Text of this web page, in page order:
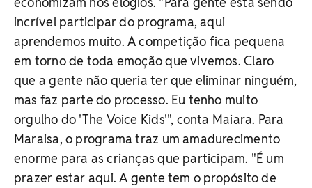
incrível participar do programa, aqui
aprendemos muito. A competição fica pequena
em torno de toda emoção que vivemos. Claro
que a gente não queria ter que eliminar ninguém,
mas faz parte do processo. Eu tenho muito
orgulho do 'The Voice Kids'", conta Maiara. Para
Maraisa, o programa traz um amadurecimento
enorme para as crianças que participam. "É um
prazer estar aqui. A gente tem o propósito de